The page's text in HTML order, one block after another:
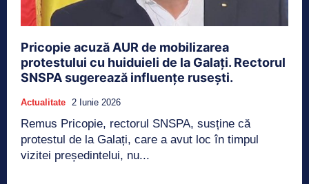
Pricopie acuză AUR de mobilizarea
protestului cu huiduieli de la Galați. Rectorul
SNSPA sugerează influențe rusești.
Actualitate 2 Iunie 2026
Remus Pricopie, rectorul SNSPA, susține că
protestul de la Galați, care a avut loc în timpul
vizitei președintelui, nu...